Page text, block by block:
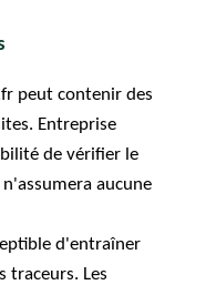
peut contenir des
Entreprise
de vérifier le
aucune
d'entraîner
traceurs. Les